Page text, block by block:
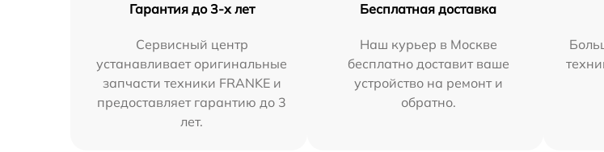
Гарантия до 3-х лет
Сервисный центр
устанавливает оригинальные
запчасти техники FRANKE и
предоставляет гарантию до 3
лет.
Бесплатная доставка
Наш курьер в Москве
бесплатно доставит ваше
устройство на ремонт и
обратно.